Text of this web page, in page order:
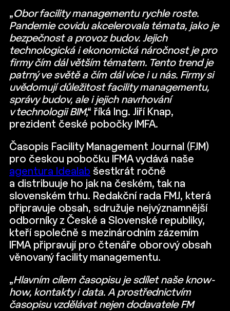
„Obor facility managementu rychle roste.
Pandemie covidu akcelerovala témata, jako je
bezpečnost a provoz budov. Jejich
technologická i ekonomická náročnost je pro
firmy čím dál větším tématem. Tento trend je
patrný ve světě a čím dál více i u nás. Firmy si
uvědomují důležitost facility managementu,
správy budov, ale i jejich navrhování
v technologii BIM,“ říká Ing. Jiří Knap,
prezident české pobočky IMFA.
Časopis Facility Management Journal (FJM)
pro českou pobočku IFMA vydává naše
agentura Idealab šestkrát ročně
a distribuuje ho jak na českém, tak na
slovenském trhu. Redakční rada FMJ, která
připravuje obsah, sdružuje nejvýznamnější
odborníky z České a Slovenské republiky,
kteří společně s mezinárodním zázemím
IFMA připravují pro čtenáře oborový obsah
věnovaný facility managementu.
„Hlavním cílem časopisu je sdílet naše know-
how, kontakty i data. A prostřednictvím
časopisu vzdělávat nejen dodavatele FM